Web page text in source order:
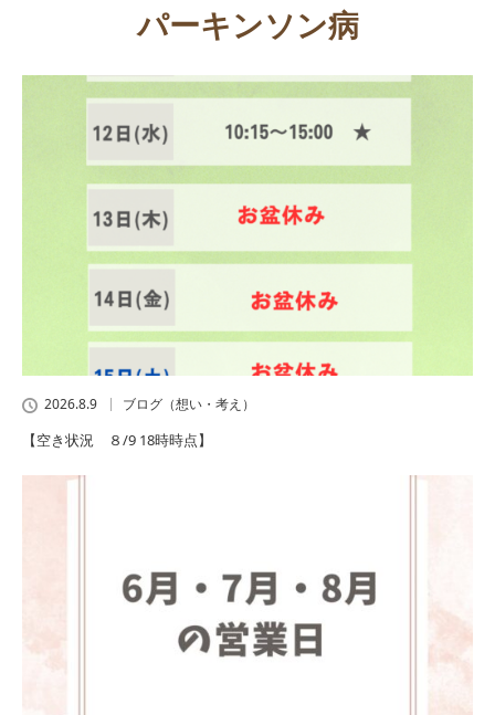
パーキンソン病
2026.8.9 ブログ（想い・考え）
【空き状況 ８/9 18時時点】